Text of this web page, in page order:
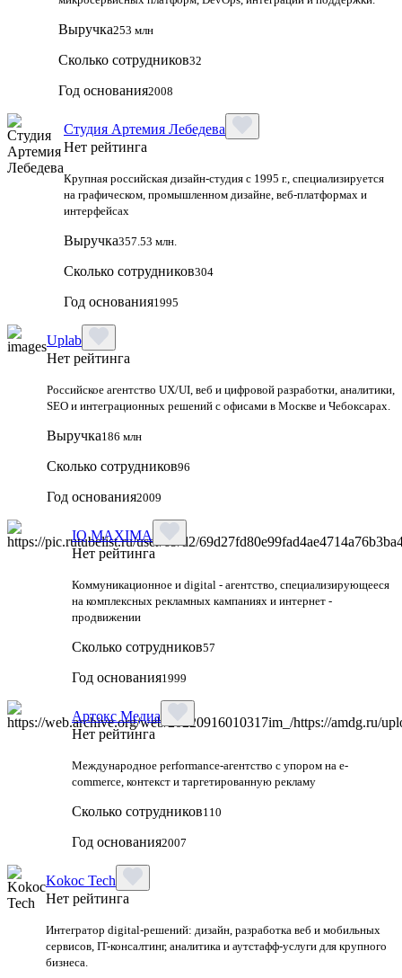
Выручка253 млн
Сколько сотрудников32
Год основания2008
Студия Артемия Лебедева
Нет рейтинга
Крупная российская дизайн‑студия с 1995 г., специализируется
на графическом, промышленном дизайне, веб‑платформах и
интерфейсах
Выручка357.53 млн.
Сколько сотрудников304
Год основания1995
Uplab
Нет рейтинга
Российское агентство UX/UI, веб и цифровой разработки, аналитики,
SEO и интеграционных решений с офисами в Москве и Чебоксарах.
Выручка186 млн
Сколько сотрудников96
Год основания2009
IQ MAXIMA
Нет рейтинга
Коммуникационное и digital - агентство, специализирующееся
на комплексных рекламных кампаниях и интернет -
продвижении
Сколько сотрудников57
Год основания1999
Артокс Медиа
Нет рейтинга
Международное performance-агентство с упором на e-
commerce, контекст и таргетированную рекламу
Сколько сотрудников110
Год основания2007
Kokoc Tech
Нет рейтинга
Интегратор digital-решений: дизайн, разработка веб и мобильных
сервисов, IT-консалтинг, аналитика и аутстафф-услуги для крупного
бизнеса.